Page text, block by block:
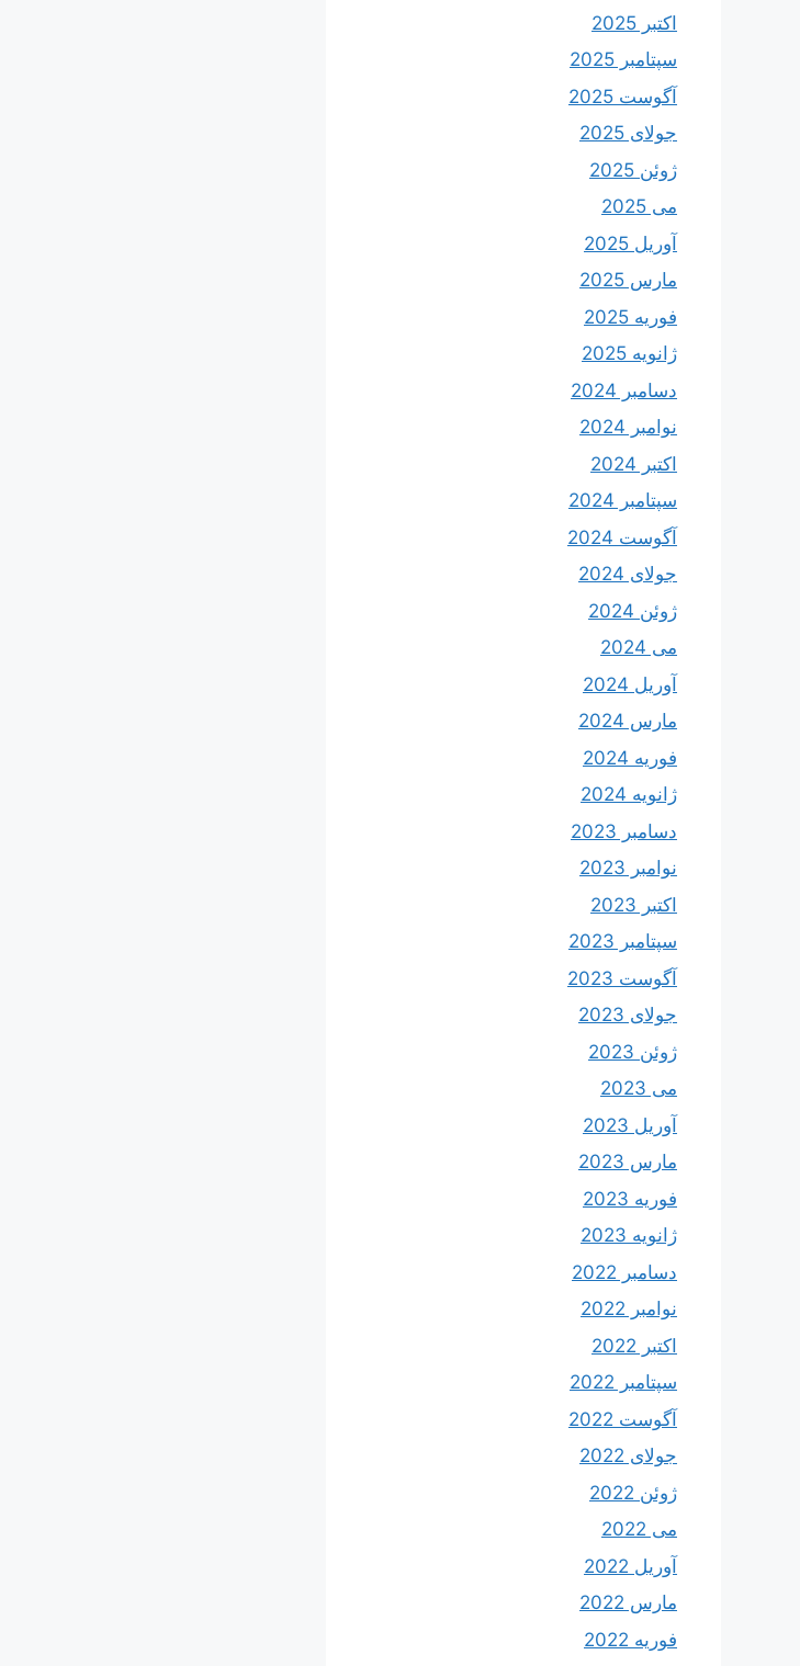
اکتبر 2025
سپتامبر 2025
آگوست 2025
جولای 2025
ژوئن 2025
می 2025
آوریل 2025
مارس 2025
فوریه 2025
ژانویه 2025
دسامبر 2024
نوامبر 2024
اکتبر 2024
سپتامبر 2024
آگوست 2024
جولای 2024
ژوئن 2024
می 2024
آوریل 2024
مارس 2024
فوریه 2024
ژانویه 2024
دسامبر 2023
نوامبر 2023
اکتبر 2023
سپتامبر 2023
آگوست 2023
جولای 2023
ژوئن 2023
می 2023
آوریل 2023
مارس 2023
فوریه 2023
ژانویه 2023
دسامبر 2022
نوامبر 2022
اکتبر 2022
سپتامبر 2022
آگوست 2022
جولای 2022
ژوئن 2022
می 2022
آوریل 2022
مارس 2022
فوریه 2022